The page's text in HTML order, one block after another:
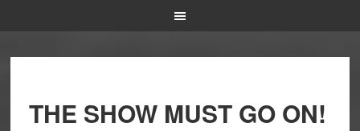
THE SHOW MUST GO ON!